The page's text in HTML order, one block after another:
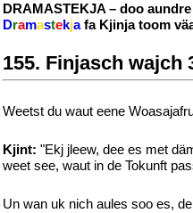
DRAMASTEKJA – doo
Dramastekjafa Kjinja toom
155. Finjasch wajch
Weetst du waut eene
Kjint: "Ekj jleew, dee es met
weet see, waut in de Tokunft
Un wan uk nich aules soo es,